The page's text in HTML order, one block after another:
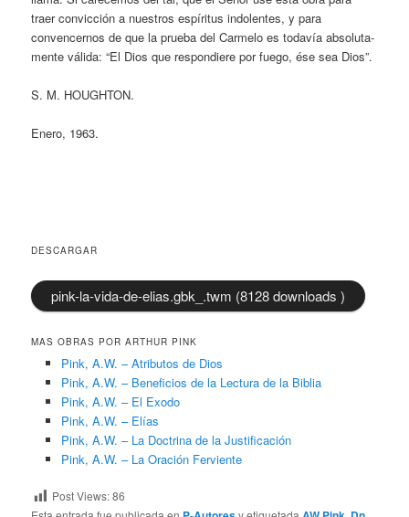
traer convicción a nuestros espíritus indolentes, y para
convencernos de que la prueba del Carmelo es todavía absoluta­
mente válida: “El Dios que respondiere por fuego, ése sea Dios”.
S. M. HOUGHTON.
Enero, 1963.
DESCARGAR
pink-la-vida-de-elias.gbk_.twm (8128 downloads )
MAS OBRAS POR ARTHUR PINK
Pink, A.W. – Atributos de Dios
Pink, A.W. – Beneficios de la Lectura de la Biblia
Pink, A.W. – El Exodo
Pink, A.W. – Elías
Pink, A.W. – La Doctrina de la Justificación
Pink, A.W. – La Oración Ferviente
Post Views:86